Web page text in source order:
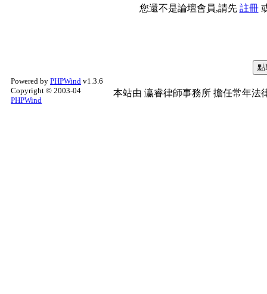
您還不是論壇會員,請先 註冊
Powered by PHPWind v1.3.6
Copyright © 2003-04
PHPWind
本站由 瀛睿律師事務所 擔任常年法